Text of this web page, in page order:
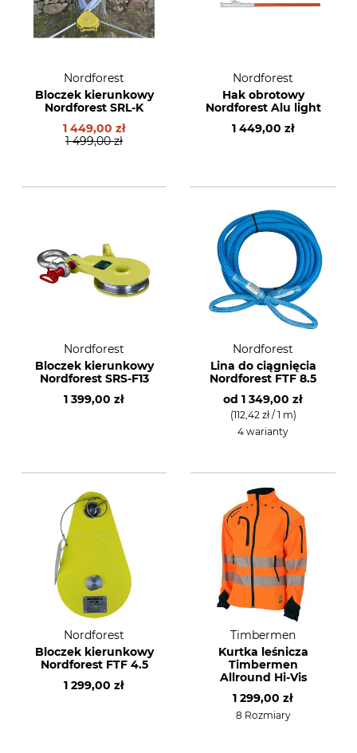
Nordforest
Bloczek kierunkowy
Nordforest SRL-K
1 449,00 zł
1 499,00 zł
Nordforest
Hak obrotowy
Nordforest Alu light
1 449,00 zł
Nordforest
Bloczek kierunkowy
Nordforest SRS-F13
1 399,00 zł
Nordforest
Lina do ciągnięcia
Nordforest FTF 8.5
od 1 349,00 zł
(112,42 zł / 1 m)
4 warianty
Nordforest
Bloczek kierunkowy
Nordforest FTF 4.5
1 299,00 zł
Timbermen
Kurtka leśnicza
Timbermen
Allround Hi-Vis
1 299,00 zł
8 Rozmiary